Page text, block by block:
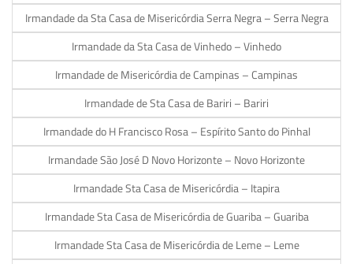
Irmandade da Sta Casa de Misericórdia Serra Negra – Serra Negra
Irmandade da Sta Casa de Vinhedo – Vinhedo
Irmandade de Misericórdia de Campinas – Campinas
Irmandade de Sta Casa de Bariri – Bariri
Irmandade do H Francisco Rosa – Espírito Santo do Pinhal
Irmandade São José D Novo Horizonte – Novo Horizonte
Irmandade Sta Casa de Misericórdia – Itapira
Irmandade Sta Casa de Misericórdia de Guariba – Guariba
Irmandade Sta Casa de Misericórdia de Leme – Leme